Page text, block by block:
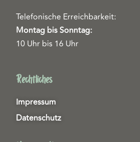
Telefonische Erreichbarkeit:
Montag bis Sonntag:
10 Uhr bis 16 Uhr
Rechtliches
Impressum
Datenschutz